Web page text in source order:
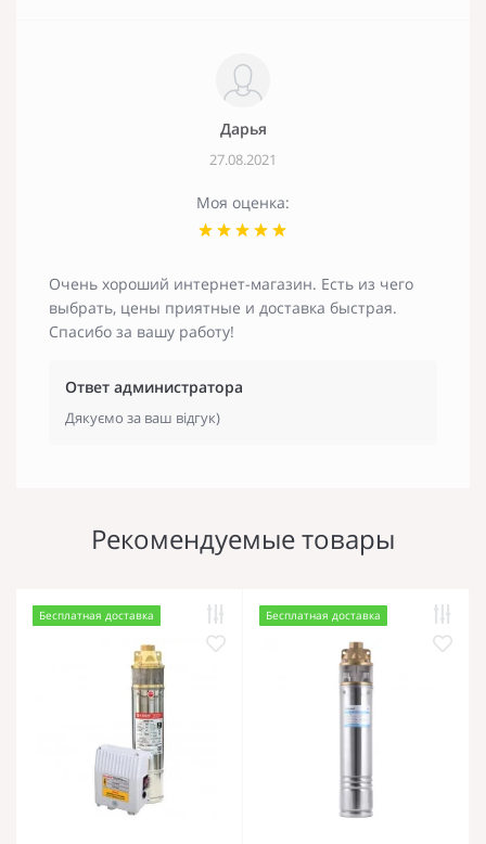
Дарья
27.08.2021
Моя оценка:
Очень хороший интернет-магазин. Есть из чего
выбрать, цены приятные и доставка быстрая.
Спасибо за вашу работу!
Ответ администратора
Дякуємо за ваш відгук)
Рекомендуемые товары
Бесплатная доставка Бесплатная доставка